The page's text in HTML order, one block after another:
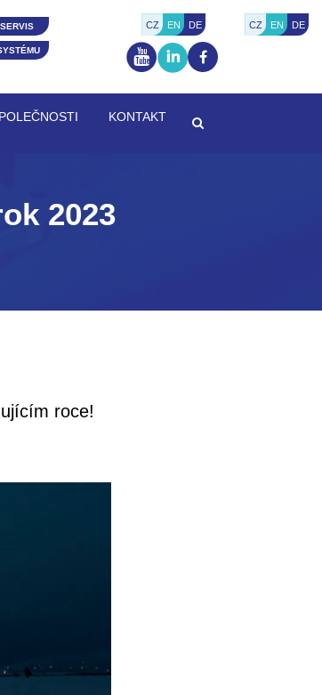
CZ EN DE
CZ EN DE
KONTAKT
2023
roce!